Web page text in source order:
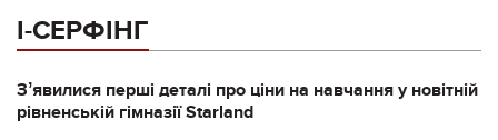
І-СЕРФІНГ
Зʼявилися перші деталі про ціни на навчання у новітній
рівненській гімназії Starland